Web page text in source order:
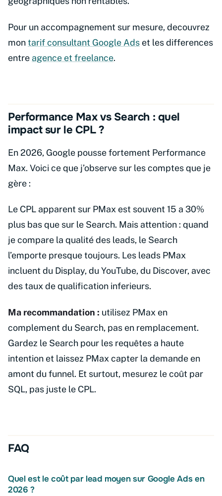
Pour un accompagnement sur mesure, decouvrez
montarif consultant Google Ads et les differences
entre agence et freelance.
Performance Max vs Search : quel
impact sur le CPL ?
En 2026, Google pousse fortement Performance
Max. Voici ce que j’observe sur les comptes que je
gère :
Le CPL apparent sur PMax est souvent 15 a 30%
plus bas que sur le Search. Mais attention : quand
je compare la qualité des leads, le Search
l’emporte presque toujours. Les leads PMax
incluent du Display, du YouTube, du Discover, avec
des taux de qualification inferieurs.
Ma recommandation : utilisez PMax en
complement du Search, pas en remplacement.
Gardez le Search pour les requêtes a haute
intention et laissez PMax capter la demande en
amont du funnel. Et surtout, mesurez le coût par
SQL, pas juste le CPL.
FAQ
Quel est le coût par lead moyen sur Google Ads en
2026 ?